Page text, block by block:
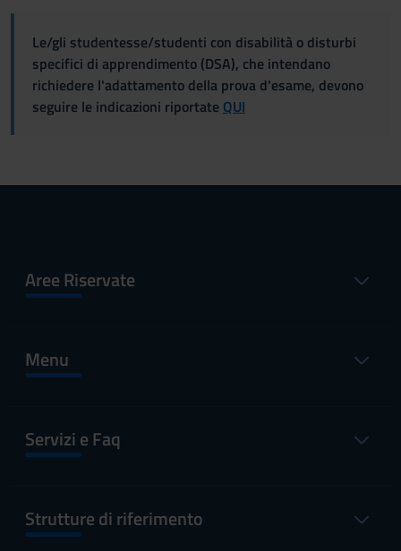
Le/gli studentesse/studenti con disabilità o disturbi
specifici di apprendimento (DSA), che intendano
richiedere l'adattamento della prova d'esame, devono
seguire le indicazioni riportate QUI
Aree Riservate
Menu
Servizi e Faq
Strutture di riferimento